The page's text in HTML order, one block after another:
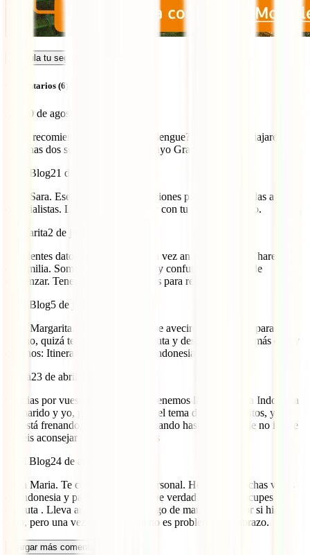
Calcula tu seguro
Comentarios (6)
20 de agosto de 2024
Hola, recomiendan vacunarse del dengue? Calculo que viajaremos
por unas dos semanas en abril o mayo Gracias
IATI Blog21 de agosto de 2024
Hola Sara. Ese tipo de recomendaciones preferimos dejarlas a los
especialistas. Lo mejor es consultar con tu médico. Saludo.
Margarita2 de junio de 2024
Excelentes datos!! Voy por primera vez an Indonesia y lo haremos
en familia. Somos 4 personas. Estoy confundida por dónde
comenzar. Tenemos cuatro semanas para recorrer!!
IATI Blog5 de junio de 2024
Hola Margarita. ¡Menudo viajazo se avecina! Un mes da para
mucho, quizá te puede servir este ruta y desde ahí añadir más días y
destinos: Itinerario de 15 días por Indonesia.
Maria23 de abril de 2024
Gracias por vuestra información. Tenemos la idea, de ir a Indonesia
mi marido y yo, pero me horroriza el tema de los mosquitos, y eso
me está frenando, me está obsesionando hasta el punto de no ir. Me
podéis aconsejar algo más? Gracias
IATI Blog24 de abril de 2024
Hola Maria. Te contesto a título personal. He estado muchas veces
en Indonesia y países de la zona. De verdad. No te preocupes y
disfruta . Lleva anti mosquitos y algo de manga larga por si hicera
falta, pero una vez ahí verás que no es problema. Un abrazo.
Cargar más comentarios